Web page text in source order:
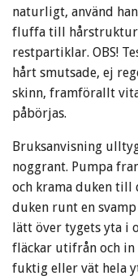
naturligt, använd
fluffa till
restpartiklar. OBS!
hårt smutsade, ej
skinn, framförallt
påbörjas.
Bruksanvisning
noggrant. Pumpa
och krama duken till
duken runt en
lätt över tygets yta i
fläckar utifrån och in
fuktig eller vät hela